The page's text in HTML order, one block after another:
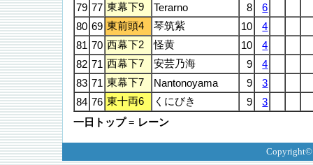
79 77 東幕下9 Terarno 8
6
80 69 東前頭4 琴筑紫 10
4
81 70 西幕下2 怪黄 10
4
82 71 西幕下7 安芸乃海 9
4
83 71 東幕下7 Nantonoyama 9
3
84 76 東十両6 くにびき 9
3
一日トップ = レーン